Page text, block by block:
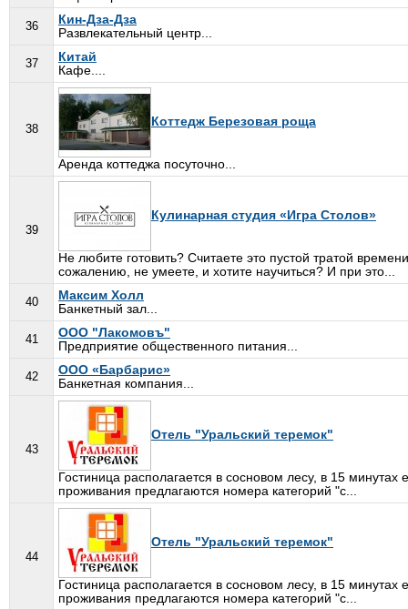
36
Кин-Дза-Дза
Развлекательный центр...
37
Китай
Кафе....
38
Коттедж Березовая роща
Аренда коттеджа посуточно...
39
Кулинарная студия «Игра Столов»
Не любите готовить? Считаете это пустой тратой
сожалению, не умеете, и хотите научиться? И при это...
40
Максим Холл
Банкетный зал...
41
ООО "Лакомовъ"
Предприятие общественного питания...
42
ООО «Барбарис»
Банкетная компания...
43
Отель "Уральский теремок"
Гостиница располагается в сосновом лесу, в 15
проживания предлагаются номера категорий "с...
44
Отель "Уральский теремок"
Гостиница располагается в сосновом лесу, в 15
проживания предлагаются номера категорий "с...